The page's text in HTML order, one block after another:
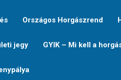
Országos Horgászrend
jegy GYIK – Mi kell a